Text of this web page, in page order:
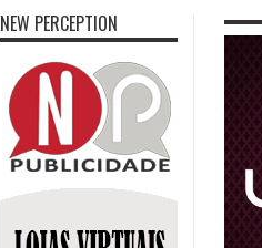
NEW PERCEPTION